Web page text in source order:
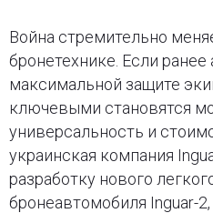
Война стремительно
бронетехнике. Если ранее
максимальной защите
ключевыми становятся
универсальность и
украинская компания
разработку нового
бронеавтомобиля Inguar-